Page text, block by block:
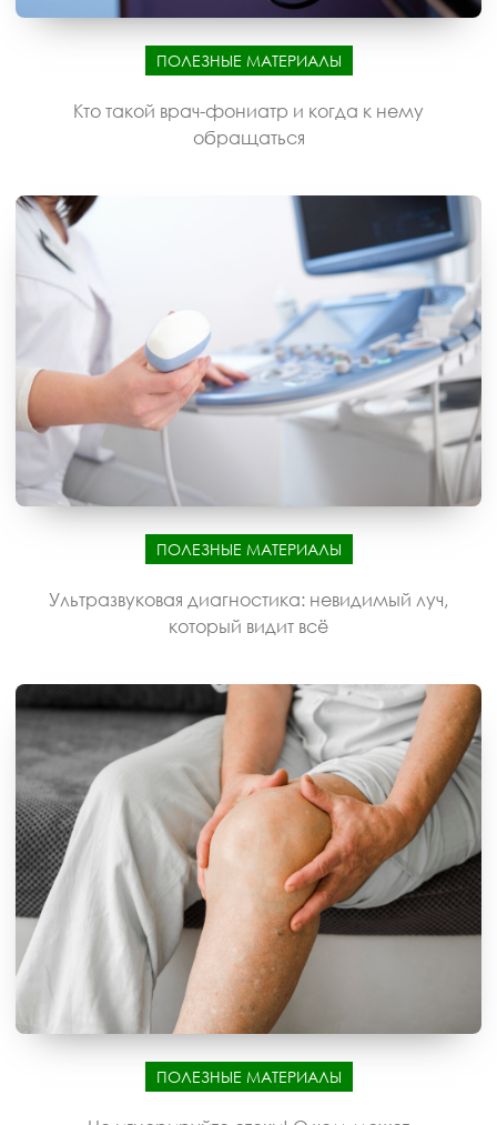
ПОЛЕЗНЫЕ МАТЕРИАЛЫ
Кто такой врач-фониатр и когда к нему
обращаться
ПОЛЕЗНЫЕ МАТЕРИАЛЫ
Ультразвуковая диагностика: невидимый луч,
который видит всё
ПОЛЕЗНЫЕ МАТЕРИАЛЫ